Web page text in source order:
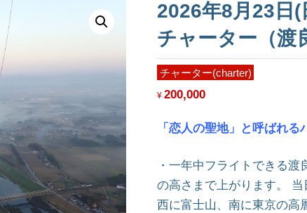
2026年8月23日
チャーター（渡
¥ 200,000
「恋人の聖地」と呼ばれ
・一年中フライトできる
の高さまで上がります。 当
西に富士山、南に東京の高